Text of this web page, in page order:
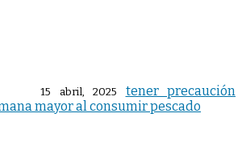
15 abril, 2025
tener precaución
mayor al consumir pescado